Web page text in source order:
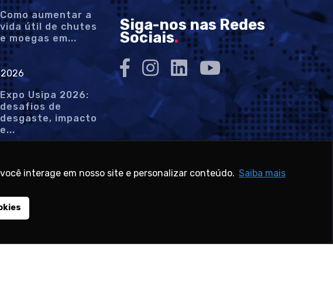
interage em nosso site e personalizar conteúdo. Saiba mais
Como aumentar a
vida útil de chutes
e moegas em...
Expo Usipa 2026:
desafios de
desgaste, impacto
e...
Siga-nos nas Redes
Sociais.
porZen Agência Web-